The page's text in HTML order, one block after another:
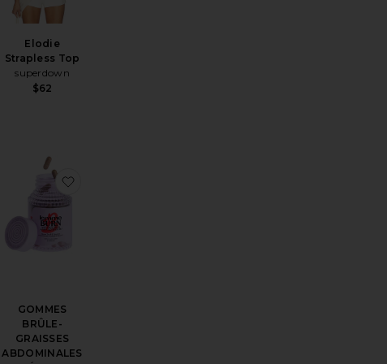
Elodie
Strapless Top
superdown
$62
MANCHES LONGUES INTIMATELY FP ALL DAY LONG
PHEOBE
aux préférésPOCHETTE À MAQUILLAGE MINI VANITY CASE
GOMMES
BRÛLE-
GRAISSES
ABDOMINALES